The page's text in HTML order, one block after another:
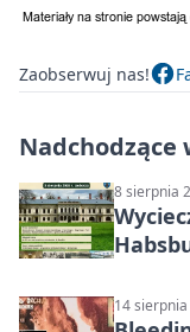
Zaobserwuj nas!
Nadchodzące
8 sierpnia
14